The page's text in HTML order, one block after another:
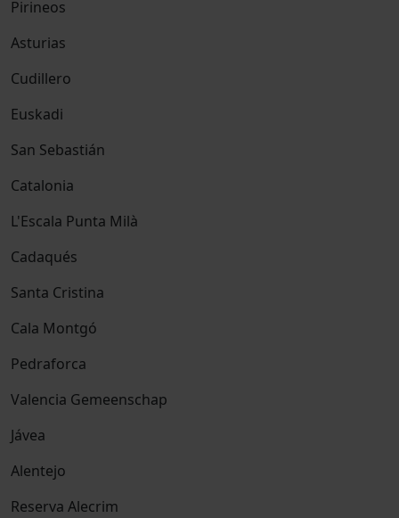
Pirineos
Asturias
Cudillero
Euskadi
San Sebastián
Catalonia
L'Escala Punta Milà
Cadaqués
Santa Cristina
Cala Montgó
Pedraforca
Valencia Gemeenschap
Jávea
Alentejo
Reserva Alecrim